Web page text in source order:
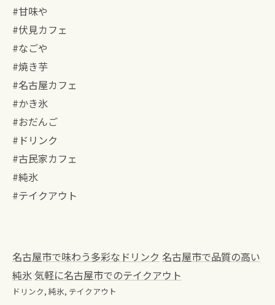
#甘味や
#伏見カフェ
#なごや⁡
#⁡焼き芋
#名古屋カフェ
#かき氷
#おだんご
#ドリンク
#古民家カフェ
#純氷
#テイクアウト
名古屋市で味わう多彩なドリンク 名古屋市で品質の高い
純氷 気軽に名古屋市でのテイクアウト
ドリンク 純氷 テイクアウト